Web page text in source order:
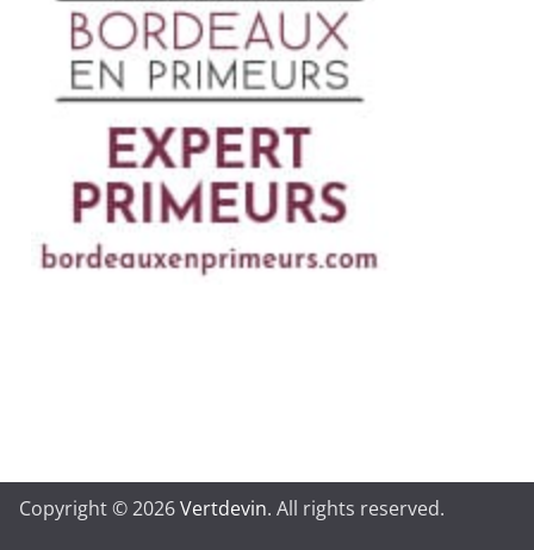
Copyright © 2026Vertdevin. All rights reserved.